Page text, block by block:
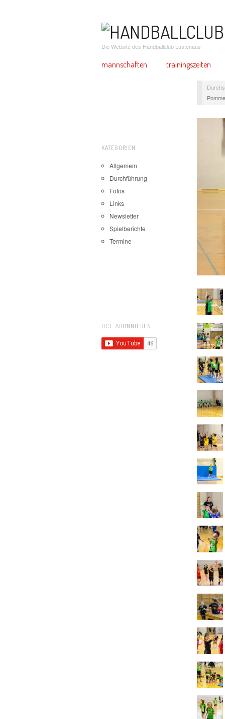
Die Website des Handballclub Lustenaus
mannschaften trainingszeiten
KATEGORIEN
Allgemein
Durchführung
Fotos
Links
Newsletter
Spielberichte
Termine
HCL ABONNIEREN